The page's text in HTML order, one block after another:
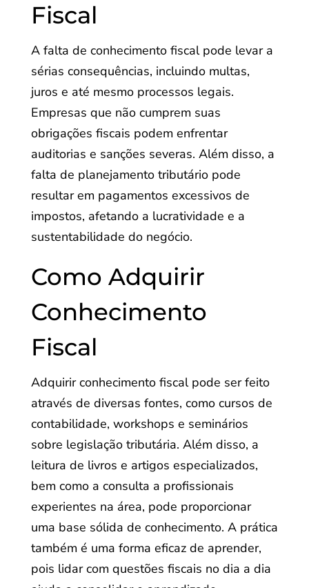
Fiscal
A falta de conhecimento fiscal pode levar a
sérias consequências, incluindo multas,
juros e até mesmo processos legais.
Empresas que não cumprem suas
obrigações fiscais podem enfrentar
auditorias e sanções severas. Além disso, a
falta de planejamento tributário pode
resultar em pagamentos excessivos de
impostos, afetando a lucratividade e a
sustentabilidade do negócio.
Como Adquirir
Conhecimento
Fiscal
Adquirir conhecimento fiscal pode ser feito
através de diversas fontes, como cursos de
contabilidade, workshops e seminários
sobre legislação tributária. Além disso, a
leitura de livros e artigos especializados,
bem como a consulta a profissionais
experientes na área, pode proporcionar
uma base sólida de conhecimento. A prática
também é uma forma eficaz de aprender,
pois lidar com questões fiscais no dia a dia